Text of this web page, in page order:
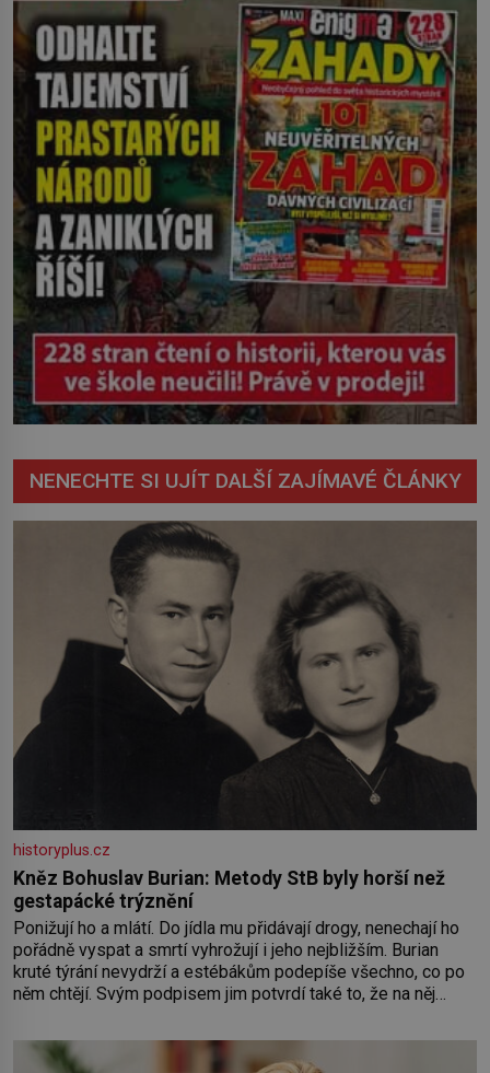
století. Vesnice Kisiljevo v
severovýchodním Srbsku má s upíry
nevyřízené účty. […]
NENECHTE SI UJÍT DALŠÍ ZAJÍMAVÉ ČLÁNKY
historyplus.cz
Kněz Bohuslav Burian: Metody StB byly horší než
gestapácké trýznění
Ponižují ho a mlátí. Do jídla mu přidávají drogy, nenechají ho
pořádně vyspat a smrtí vyhrožují i jeho nejbližším. Burian
kruté týrání nevydrží a estébákům podepíše všechno, co po
něm chtějí. Svým podpisem jim potvrdí také to, že na něj
Syn brněnského řezníka chce být knězem a